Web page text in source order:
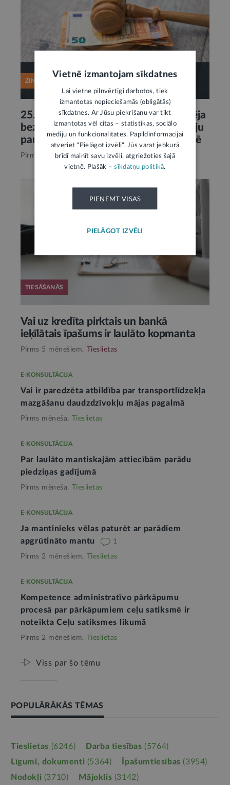
ZIŅA
25. martā Tiesu izpildītāju diena: iespēja
bez maksas saņemt telefonkonsultāciju
par bērnu interesēm nolēmumu izpildē
Pirms 4 mēnešiem, Tieslietas
TIESĀŠANĀS
Vai uz kredīta pirktais un bankā
ieķīlātais īpašums ir laulāto kopmanta
Pirms 5 mēnešiem, Tieslietas
E-KONSULTĀCIJA
Vai ir paredzēta atbildība par transportlīdzekļa
mazgāšanu daudzdzīvokļu mājas pagalmā
Pirms mēneša, Tieslietas
E-KONSULTĀCIJA
Par laulāto mantiskajām attiecībām parādu
piedziņas gadījumā
Pirms mēneša, Tieslietas
E-KONSULTĀCIJA
Ja mantinieks vēlas paturēt ar parādiem
apgrūtināto mantu
1
Pirms 2 mēnešiem, Tieslietas
E-KONSULTĀCIJA
Kompetence administratīvo pārkāpumu
procesā par pārkāpumiem ceļu satiksmē ir
noteikta Ceļu satiksmes likumā
Pirms 2 mēnešiem, Tieslietas
Viss par šo tēmu
POPULĀRĀKĀS TĒMAS
Tieslietas (6246) Darba tiesības (5764)
Līgumi, dokumenti (5364) Īpašumtiesības (3954)
Nodokļi (3710) Mājoklis (3142)
Vietnē izmantojam sīkdatnes
Lai vietne pilnvērtīgi darbotos, tiek
izmantotas nepieciešamās (obligātās)
sīkdatnes. Ar Jūsu piekrišanu var tikt
izmantotas vēl citas – statistikas, sociālo
mediju un funkcionalitātes. Papildinformācijai
atveriet "Pielāgot izvēli". Jūs varat jebkurā
brīdī mainīt savu izvēli, atgriežoties šajā
vietnē. Plašāk –sīkdatņu politikā.
PIEŅEMT VISAS
PIELĀGOT IZVĒLI